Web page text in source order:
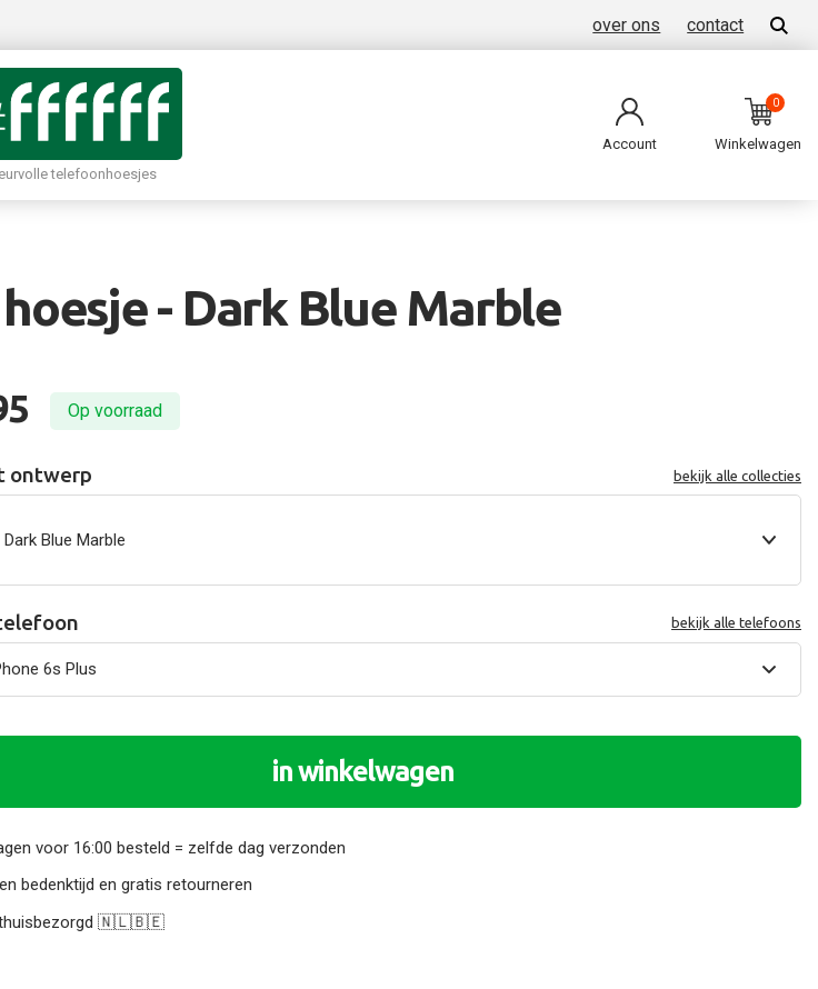
over ons contact
telefoonhoesjes
Account
0
Winkelwagen
- Dark Blue Marble
Op voorraad
ontwerp bekijk alle collecties
Dark Blue Marble
bekijk alle telefoons
in winkelwagen
voor 16:00 besteld = zelfde dag verzonden
bedenktijd en gratis retourneren
thuisbezorgd 🇳🇱🇧🇪